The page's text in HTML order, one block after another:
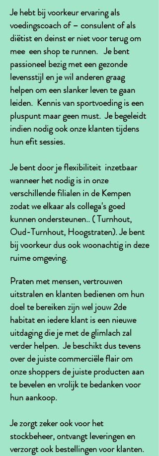
Je hebt bij voorkeur ervaring als
voedingscoach of – consulent of als
diëtist en deinst er niet voor terug om
mee een shop te runnen. Je bent
passioneel bezig met een gezonde
levensstijl en je wil anderen graag
helpen om een slanker leven te gaan
leiden. Kennis van sportvoeding is een
pluspunt maar geen must. Je begeleidt
indien nodig ook onze klanten tijdens
hun efit sessies.
Je bent door je flexibiliteit inzetbaar
wanneer het nodig is in onze
verschillende filialen in de Kempen
zodat we elkaar als collega's goed
kunnen ondersteunen.. ( Turnhout,
Oud-Turnhout, Hoogstraten). Je bent
bij voorkeur dus ook woonachtig in deze
ruime omgeving.
Praten met mensen, vertrouwen
uitstralen en klanten bedienen om hun
doel te bereiken zijn wel jouw 2de
habitat en iedere klant is een nieuwe
uitdaging die je met de glimlach zal
verder helpen. Je beschikt dus tevens
over de juiste commerciële flair om
onze shoppers de juiste producten aan
te bevelen en vrolijk te bedanken voor
hun aankoop.
Je zorgt zeker ook voor het
stockbeheer, ontvangt leveringen en
verzorgt ook bestellingen voor klanten.